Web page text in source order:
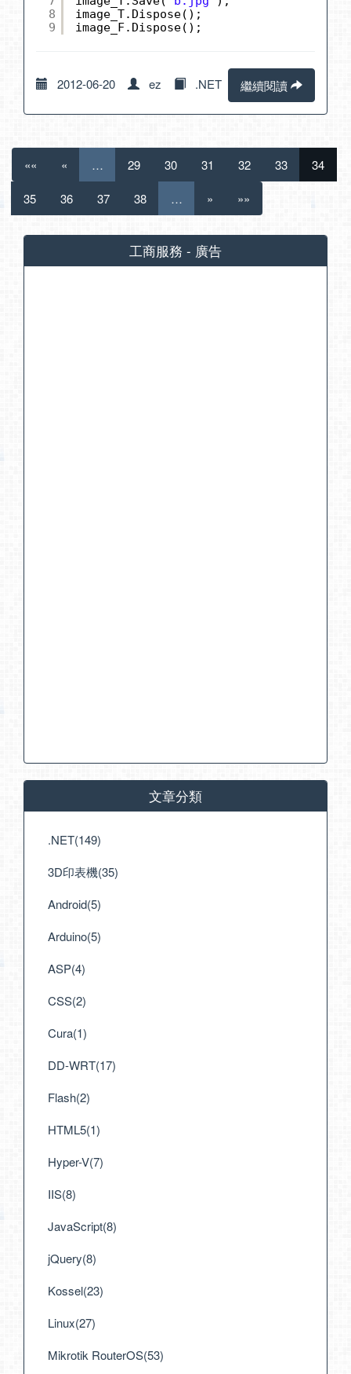
8
9
image_T.Dispose();
image_F.Dispose();
2012-06-20 ez .NET 繼續閱讀
«« « … 29 30 31 32 33 34
35 36 37 38 … » »»
工商服務 - 廣告
文章分類
.NET(149)
3D印表機(35)
Android(5)
Arduino(5)
ASP(4)
CSS(2)
Cura(1)
DD-WRT(17)
Flash(2)
HTML5(1)
Hyper-V(7)
IIS(8)
JavaScript(8)
jQuery(8)
Kossel(23)
Linux(27)
Mikrotik RouterOS(53)